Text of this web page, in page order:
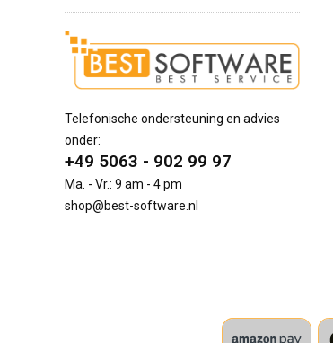
Telefonische ondersteuning en advies
onder:
+49 5063 - 902 99 97
Ma. - Vr.: 9 am - 4 pm
shop@best-software.nl